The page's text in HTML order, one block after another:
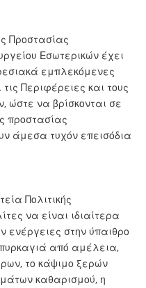
Προστασίας
Εσωτερικών έχει
εμπλεκόμενες
Περιφέρειες και τους
ώστε να βρίσκονται σε
προστασίας
άμεσα τυχόν επεισόδια
Πολιτικής
να είναι ιδιαίτερα
ενέργειες στην ύπαιθρο
από αμέλεια,
το κάψιμο ξερών
καθαρισμού, η